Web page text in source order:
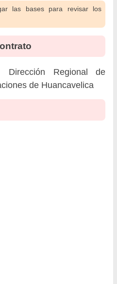
las bases para revisar los
Dirección Regional de
de Huancavelica